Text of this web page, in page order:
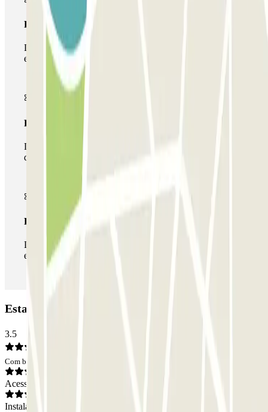
Passe simples
Durante a sua estadia, só poderá entrar e sair do parque de
estacionamento uma vez.
Passe multiestacionamento
Durante a sua estadia, pode utilizar toda a rede de parques
de estacionamento deste operador disponível em Parclick.
Passe ilimitado
Durante a sua estadia, pode entrar e sair do parque de
estacionamento as vezes que quiser.
Estacionamento Parkbee Parnassusweg: Opiniões
3.5
Com base em 4 opiniões
Acesso
Instalações